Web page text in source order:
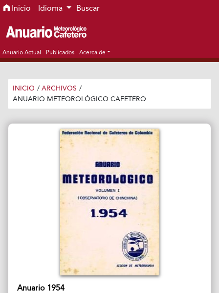
Ir al menú de navegación principal
Ir al contenido principal
Ir al pie de página del sitio
Inicio Idioma Buscar
Anuario Actual Publicados Acerca de
INICIO / ARCHIVOS /
ANUARIO METEOROLÓGICO CAFETERO
Anuario 1954